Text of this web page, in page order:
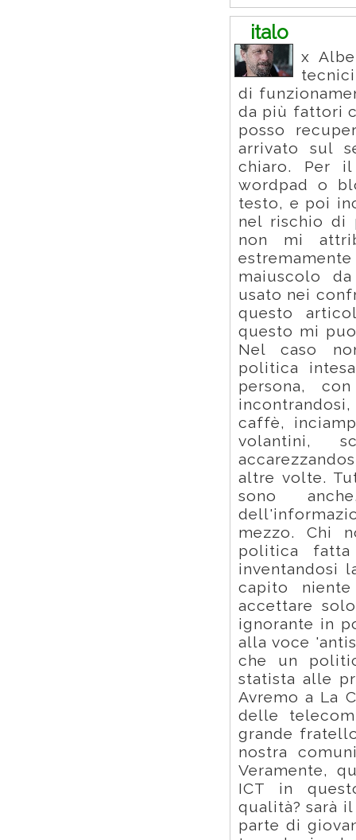
italo
x
di
da più fattori
posso
arrivato sul
chiaro. Per
wordpad o
testo, e poi
nel rischio di
non mi
maiuscolo
usato nei
questo
questo mi
Nel caso
politica
persona,
caffè,
volantini,
altre volte.
sono
mezzo. Chi
politica
inventandosi
capito
accettare
ignorante in
alla voce
che un
statista alle
Avremo a La
delle
grande
nostra
Veramente,
ICT in
qualità? sarà
parte di